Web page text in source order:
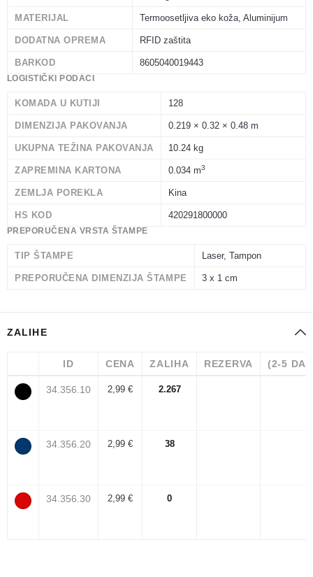
MATERIJAL Termoosetljiva eko koža, Aluminijum
DODATNA OPREMA RFID zaštita
BARKOD 8605040019443
LOGISTIČKI PODACI
KOMADA U KUTIJI 128
DIMENZIJA PAKOVANJA 0.219 × 0.32 × 0.48 m
UKUPNA TEŽINA PAKOVANJA 10.24 kg
ZAPREMINA KARTONA 0.034 m3
ZEMLJA POREKLA Kina
HS KOD 420291800000
PREPORUČENA VRSTA ŠTAMPE
TIP ŠTAMPE Laser, Tampon
PREPORUČENA DIMENZIJA ŠTAMPE 3 x 1 cm
ZALIHE
ID CENA ZALIHA REZERVA (2-5
34.356.10 2,99 € 2.267
34.356.20 2,99 € 38
34.356.30 2,99 € 0